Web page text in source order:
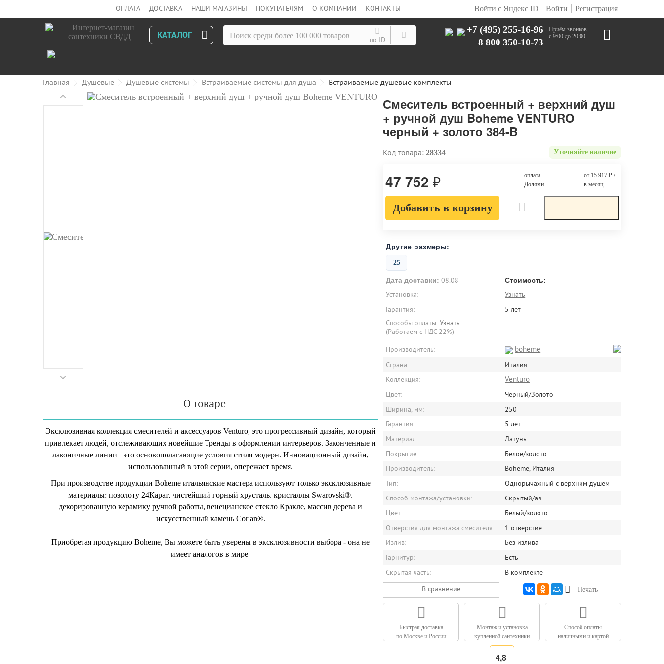
ОПЛАТА ДОСТАВКА НАШИ МАГАЗИНЫ ПОКУПАТЕЛЯМ О КОМПАНИИ КОНТАКТЫ Регистрация
Войти
Войти с Яндекс ID
Приём звонков
с 9:00 до 20:00
+7 (495) 255-16-96
8 800 350-10-73
по ID
КАТАЛОГ
Главная Душевые Душевые системы Встраиваемые системы для душа Встраиваемые душевые комплекты
О товаре
Эксклюзивная коллекция смесителей и аксессуаров Venturo, это прогрессивный дизайн, который
привлекает людей, отслеживающих новейшие Тренды в оформлении интерьеров. Законченные и
лаконичные линии - это основополагающие условия стиля модерн. Инновационный дизайн,
использованный в этой серии, опережает время.
При производстве продукции Boheme итальянские мастера используют только эксклюзивные
материалы: позолоту 24Карат, чистейший горный хрусталь, кристаллы Swarovski®,
декорированную керамику ручной работы, венецианское стекло Кракле, массив дерева и
искусственный камень Corian®.
Приобретая продукцию Boheme, Вы можете быть уверены в эксклюзивности выбора - она не
имеет аналогов в мире.
Смеситель встроенный + верхний душ
+ ручной душ Boheme VENTURO
черный + золото 384-B
Код товара: 28334 Уточняйте наличие
47 752₽
оплата
Долями
от 15 917 ₽/
в месяц
Добавить в корзину
Другие размеры:
25
Дата доставки: 08.08 Стоимость:
Установка:
Узнать
Гарантия:
5 лет
Способы оплаты: Узнать
(Работаем с НДС 22%)
Производитель: boheme
Страна:
Италия
Коллекция:
Venturo
Цвет:
Черный/Золото
Ширина, мм:
250
Гарантия:
5 лет
Материал:
Латунь
Покрытие:
Белое/золото
Производитель:
Boheme, Италия
Тип:
Однорычажный с верхним душем
Способ монтажа/установки:
Скрытый/ая
Цвет:
Белый/золото
Отверстия для монтажа смесителя:
1 отверстие
Излив:
Без излива
Гарнитур:
Есть
Скрытая часть:
В комплекте
В сравнение
Печать
Быстрая доставка
по Москве и России
Монтаж и установка
купленной сантехники
Способ оплаты
наличными и картой
4,8